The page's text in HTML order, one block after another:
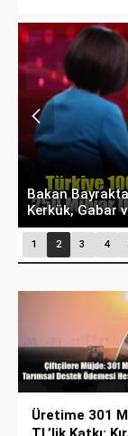
Tekstilde 6
ASKON
1 2 3 4
Üretime 301